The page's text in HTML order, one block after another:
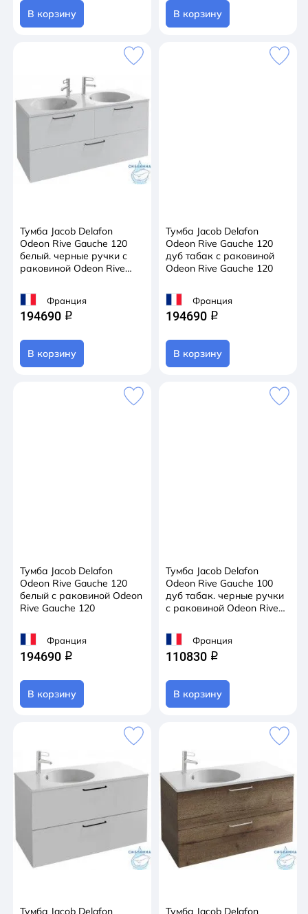
В корзину В корзину
Тумба Jacob Delafon
Odeon Rive Gauche 120
белый. черные ручки с
раковиной Odeon Rive
Франция
194690 q
В корзину
Тумба Jacob Delafon
Odeon Rive Gauche 120
дуб табак с раковиной
Odeon Rive Gauche 120
Франция
194690 q
В корзину
Тумба Jacob Delafon
Odeon Rive Gauche 120
белый с раковиной Odeon
Rive Gauche 120
Франция
194690 q
В корзину
Тумба Jacob Delafon
Odeon Rive Gauche 100
дуб табак. черные ручки
с раковиной Odeon Rive
Франция
110830 q
В корзину
Тумба Jacob Delafon
Тумба Jacob Delafon